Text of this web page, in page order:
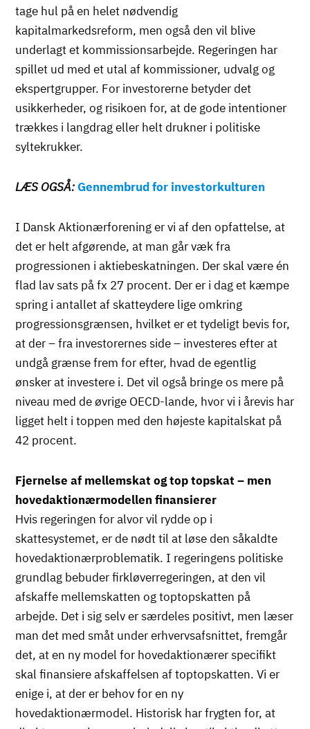
tage hul på en helet nødvendig
kapitalmarkedsreform, men også den vil blive
underlagt et kommissionsarbejde. Regeringen har
spillet ud med et utal af kommissioner, udvalg og
ekspertgrupper. For investorerne betyder det
usikkerheder, og risikoen for, at de gode intentioner
trækkes i langdrag eller helt drukner i politiske
syltekrukker.
LÆS OGSÅ:Gennembrud for investorkulturen
I Dansk Aktionærforening er vi af den opfattelse, at
det er helt afgørende, at man går væk fra
progressionen i aktiebeskatningen. Der skal være én
flad lav sats på fx 27 procent. Der er i dag et kæmpe
spring i antallet af skatteydere lige omkring
progressionsgrænsen, hvilket er et tydeligt bevis for,
at der – fra investorernes side – investeres efter at
undgå grænse frem for efter, hvad de egentlig
ønsker at investere i. Det vil også bringe os mere på
niveau med de øvrige OECD-lande, hvor vi i årevis har
ligget helt i toppen med den højeste kapitalskat på
42 procent.
Fjernelse af mellemskat og top topskat – men
hovedaktionærmodellen finansierer
Hvis regeringen for alvor vil rydde op i
skattesystemet, er de nødt til at løse den såkaldte
hovedaktionærproblematik. I regeringens politiske
grundlag bebuder firkløverregeringen, at den vil
afskaffe mellemskatten og toptopskatten på
arbejde. Det i sig selv er særdeles positivt, men læser
man det med småt under erhvervsafsnittet, fremgår
det, at en ny model for hovedaktionærer specifikt
skal finansiere afskaffelsen af toptopskatten. Vi er
enige i, at der er behov for en ny
hovedaktionærmodel. Historisk har frygten for, at